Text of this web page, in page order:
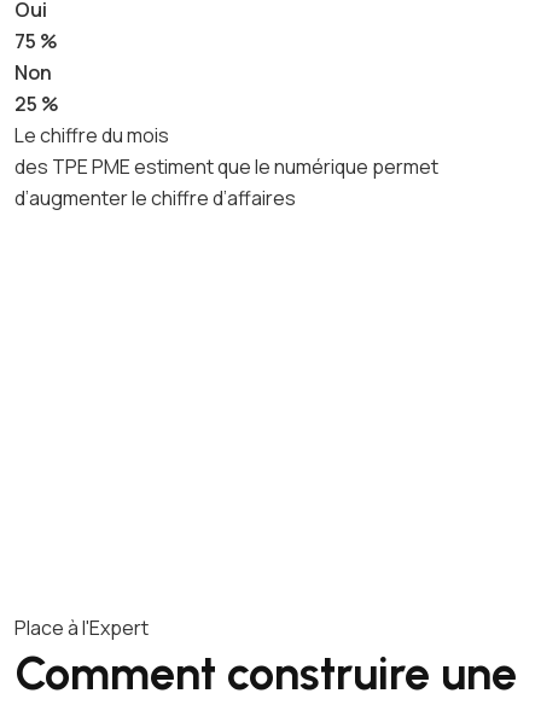
Oui
75 %
Non
25 %
Le chiffre du mois
des TPE PME estiment que le numérique permet
d’augmenter le chiffre d’affaires
Place à l'Expert
Comment construire une